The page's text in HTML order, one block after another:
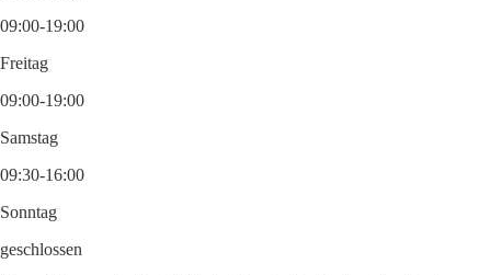
09:00-19:00
Freitag
09:00-19:00
Samstag
09:30-16:00
Sonntag
geschlossen